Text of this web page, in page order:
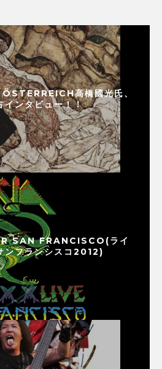
高橋國光氏、
インタビュー！！
SAN FRANCISCO(ライ
ンフランシスコ2012)